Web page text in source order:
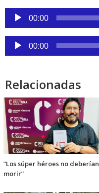
Reproductor
de
audio
00:00
Reproductor
de
00:00
Relacionadas
“Los súper héroes no deberían
morir”